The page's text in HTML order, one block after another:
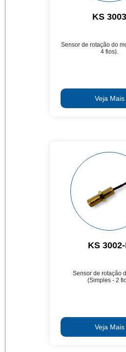
KS 3003
Sensor de rotação do
4 fios).
Veja Mais
KS
Sensor de rotação
(Simples - 2
Veja Mais